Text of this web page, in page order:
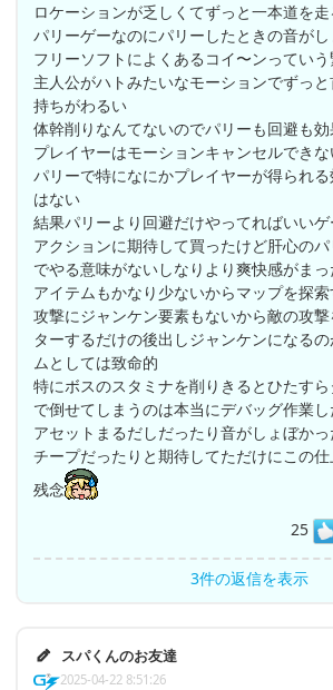
ロケーションが乏しくてずっと一本道を
パリーゲーなのにパリーしたときの音が
フリーソフトによくあるコイ〜ンってい
主人公がハトみたいなモーションでずっ
持ちがわるい
体幹削りなんてないのでパリーも回避も
プレイヤーはモーションキャンセルでき
パリーで特になにかプレイヤーが得られ
はない
結果パリーより回避だけやってればいい
アクションに期待して買ったけど肝心の
でやる意味がないしなりより爽快感がま
アイテムもかなり少ないからマップを探
攻撃にジャンケン要素もないから敵の攻
ターするだけの後出しジャンケンになる
ムとしては致命的
特にボスのスタミナを削りきるとひたす
で倒せてしまうのは本当にデバッグ作業
アセットまるだしだったり音がしょぼか
チープだったりと期待してただけにこの
残念
25
3件の返信を表示
スパくんのお友達
2025-04-22 8:51:26